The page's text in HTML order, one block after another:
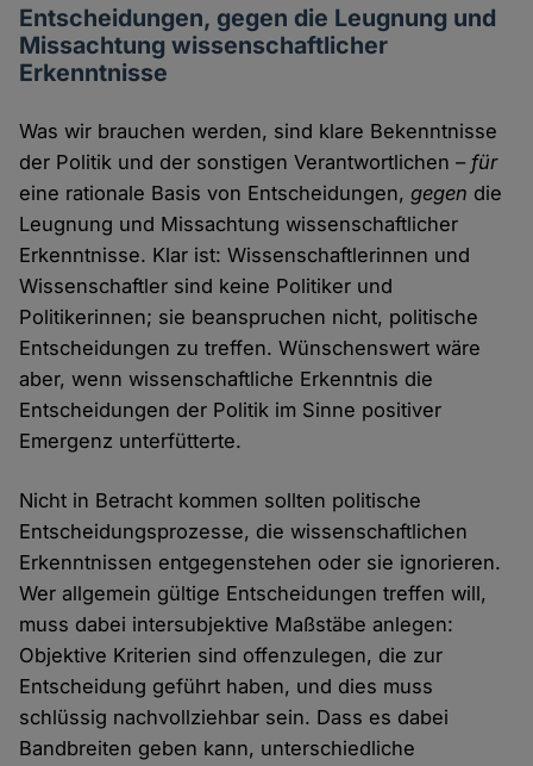
Entscheidungen, gegen die Leugnung und
Missachtung wissenschaftlicher
Erkenntnisse
Was wir brauchen werden, sind klare Bekenntnisse
der Politik und der sonstigen Verantwortlichen – für
eine rationale Basis von Entscheidungen,gegen die
Leugnung und Missachtung wissenschaftlicher
Erkenntnisse. Klar ist: Wissenschaftlerinnen und
Wissenschaftler sind keine Politiker und
Politikerinnen; sie beanspruchen nicht, politische
Entscheidungen zu treffen. Wünschenswert wäre
aber, wenn wissenschaftliche Erkenntnis die
Entscheidungen der Politik im Sinne positiver
Emergenz unterfütterte.
Nicht in Betracht kommen sollten politische
Entscheidungsprozesse, die wissenschaftlichen
Erkenntnissen entgegenstehen oder sie ignorieren.
Wer allgemein gültige Entscheidungen treffen will,
muss dabei intersubjektive Maßstäbe anlegen:
Objektive Kriterien sind offenzulegen, die zur
Entscheidung geführt haben, und dies muss
schlüssig nachvollziehbar sein. Dass es dabei
Bandbreiten geben kann, unterschiedliche